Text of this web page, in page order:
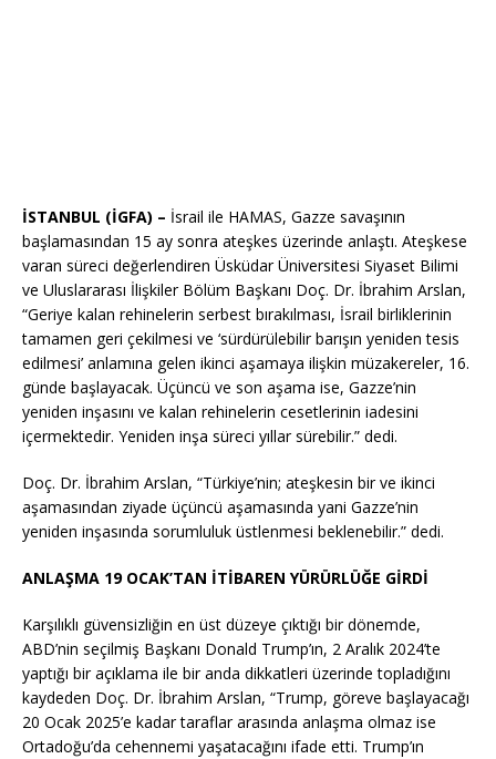
İSTANBUL (İGFA) – İsrail ile HAMAS, Gazze savaşının
başlamasından 15 ay sonra ateşkes üzerinde anlaştı. Ateşkese
varan süreci değerlendiren Üsküdar Üniversitesi Siyaset Bilimi
ve Uluslararası İlişkiler Bölüm Başkanı Doç. Dr. İbrahim Arslan,
“Geriye kalan rehinelerin serbest bırakılması, İsrail birliklerinin
tamamen geri çekilmesi ve ‘sürdürülebilir barışın yeniden tesis
edilmesi’ anlamına gelen ikinci aşamaya ilişkin müzakereler, 16.
günde başlayacak. Üçüncü ve son aşama ise, Gazze’nin
yeniden inşasını ve kalan rehinelerin cesetlerinin iadesini
içermektedir. Yeniden inşa süreci yıllar sürebilir.” dedi.
Doç. Dr. İbrahim Arslan, “Türkiye’nin; ateşkesin bir ve ikinci
aşamasından ziyade üçüncü aşamasında yani Gazze’nin
yeniden inşasında sorumluluk üstlenmesi beklenebilir.” dedi.
ANLAŞMA 19 OCAK’TAN İTİBAREN YÜRÜRLÜĞE GİRDİ
Karşılıklı güvensizliğin en üst düzeye çıktığı bir dönemde,
ABD’nin seçilmiş Başkanı Donald Trump’ın, 2 Aralık 2024’te
yaptığı bir açıklama ile bir anda dikkatleri üzerinde topladığını
kaydeden Doç. Dr. İbrahim Arslan, “Trump, göreve başlayacağı
20 Ocak 2025’e kadar taraflar arasında anlaşma olmaz ise
Ortadoğu’da cehennemi yaşatacağını ifade etti. Trump’ın